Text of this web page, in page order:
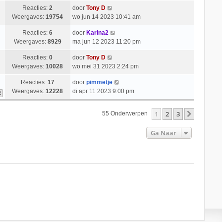
Reacties:2
Weergaves:19754
door Tony D
wo jun 14 2023 10:41 am
Reacties:6
Weergaves: 8929
door Karina2
ma jun 12 2023 11:20 pm
Reacties:0
Weergaves:10028
door Tony D
wo mei 31 2023 2:24 pm
Reacties: 17
Weergaves:12228
door pimmetje
di apr 11 2023 9:00 pm
55 Onderwerpen 1 2 3
Ga Naar